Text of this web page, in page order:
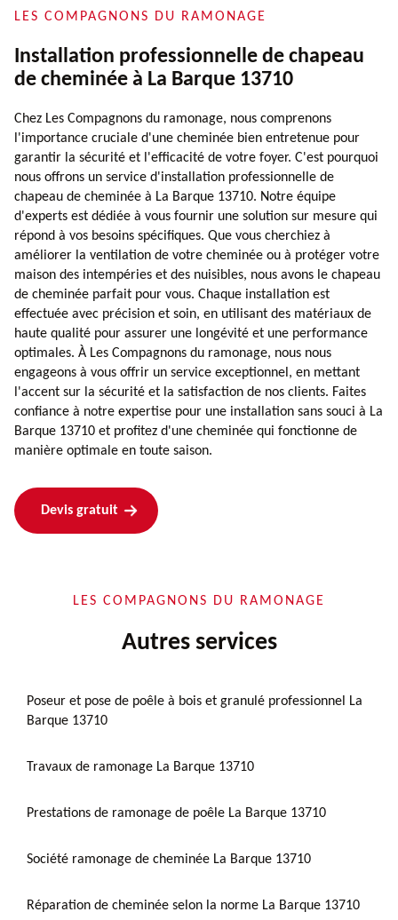
LES COMPAGNONS DU RAMONAGE
Installation professionnelle de chapeau
de cheminée à La Barque 13710
Chez Les Compagnons du ramonage, nous comprenons
l'importance cruciale d'une cheminée bien entretenue pour
garantir la sécurité et l'efficacité de votre foyer. C'est pourquoi
nous offrons un service d'installation professionnelle de
chapeau de cheminée à La Barque 13710. Notre équipe
d'experts est dédiée à vous fournir une solution sur mesure qui
répond à vos besoins spécifiques. Que vous cherchiez à
améliorer la ventilation de votre cheminée ou à protéger votre
maison des intempéries et des nuisibles, nous avons le chapeau
de cheminée parfait pour vous. Chaque installation est
effectuée avec précision et soin, en utilisant des matériaux de
haute qualité pour assurer une longévité et une performance
optimales. À Les Compagnons du ramonage, nous nous
engageons à vous offrir un service exceptionnel, en mettant
l'accent sur la sécurité et la satisfaction de nos clients. Faites
confiance à notre expertise pour une installation sans souci à La
Barque 13710 et profitez d'une cheminée qui fonctionne de
manière optimale en toute saison.
Devis gratuit
LES COMPAGNONS DU RAMONAGE
Autres services
Poseur et pose de poêle à bois et granulé professionnel La
Barque 13710
Travaux de ramonage La Barque 13710
Prestations de ramonage de poêle La Barque 13710
Société ramonage de cheminée La Barque 13710
Réparation de cheminée selon la norme La Barque 13710